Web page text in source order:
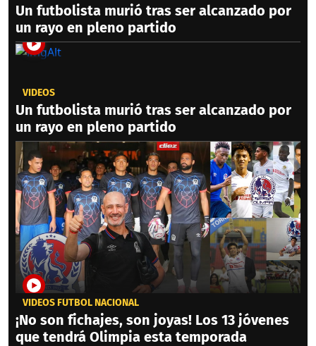
Un futbolista murió tras ser alcanzado por
un rayo en pleno partido
VIDEOS
Un futbolista murió tras ser alcanzado por
un rayo en pleno partido
VIDEOS FÚTBOL NACIONAL
¡No son fichajes, son joyas! Los 13 jóvenes
que tendrá Olimpia esta temporada